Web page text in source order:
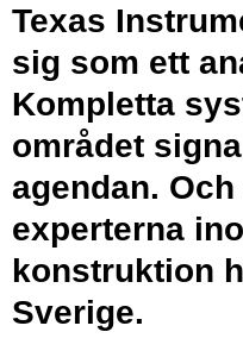
Texas
sig som ett
Kompletta
området
agendan.
experterna
konstruktion
Sverige.